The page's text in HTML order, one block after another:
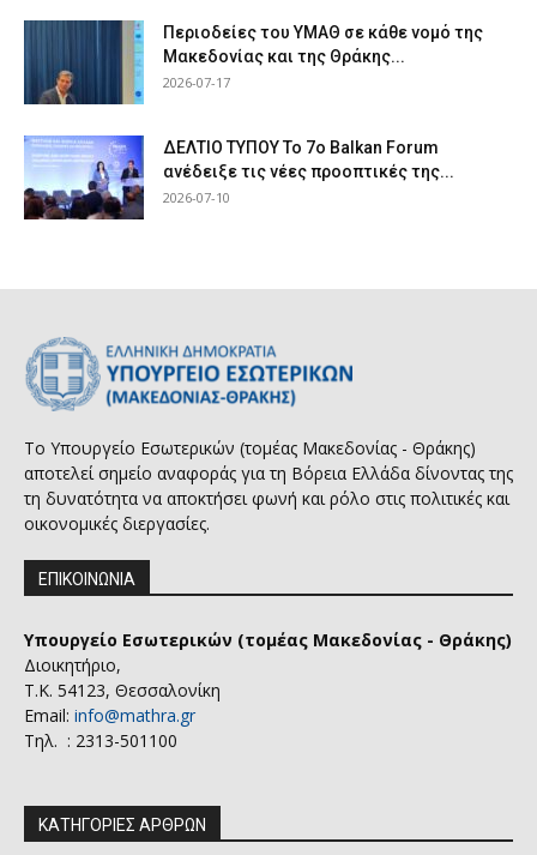
Περιοδείες του ΥΜΑΘ σε κάθε νομό της
Μακεδονίας και της Θράκης...
2026-07-17
ΔΕΛΤΙΟ ΤΥΠΟΥ Το 7ο Balkan Forum
ανέδειξε τις νέες προοπτικές της...
2026-07-10
Το Υπουργείο Εσωτερικών (τομέας Μακεδονίας - Θράκης)
αποτελεί σημείο αναφοράς για τη Βόρεια Ελλάδα δίνοντας της
τη δυνατότητα να αποκτήσει φωνή και ρόλο στις πολιτικές και
οικονομικές διεργασίες.
ΕΠΙΚΟΙΝΩΝΙΑ
Υπουργείο Εσωτερικών (τομέας Μακεδονίας - Θράκης)
Διοικητήριο,
Τ.Κ. 54123, Θεσσαλονίκη
Email: info@mathra.gr
Τηλ. : 2313-501100
ΚΑΤΗΓΟΡΙΕΣ ΑΡΘΡΩΝ